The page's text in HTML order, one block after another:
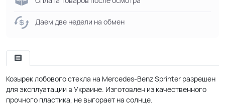
Даем две недели на обмен
Козырек лобового стекла на Mercedes-Benz Sprinter разрешен
для эксплуатации в Украине. Изготовлен из качественного
прочного пластика, не выгорает на солнце.